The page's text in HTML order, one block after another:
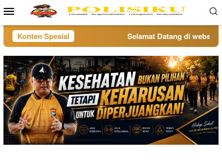
Menu
Mobile
Konten Spesial Selamat Datang di website